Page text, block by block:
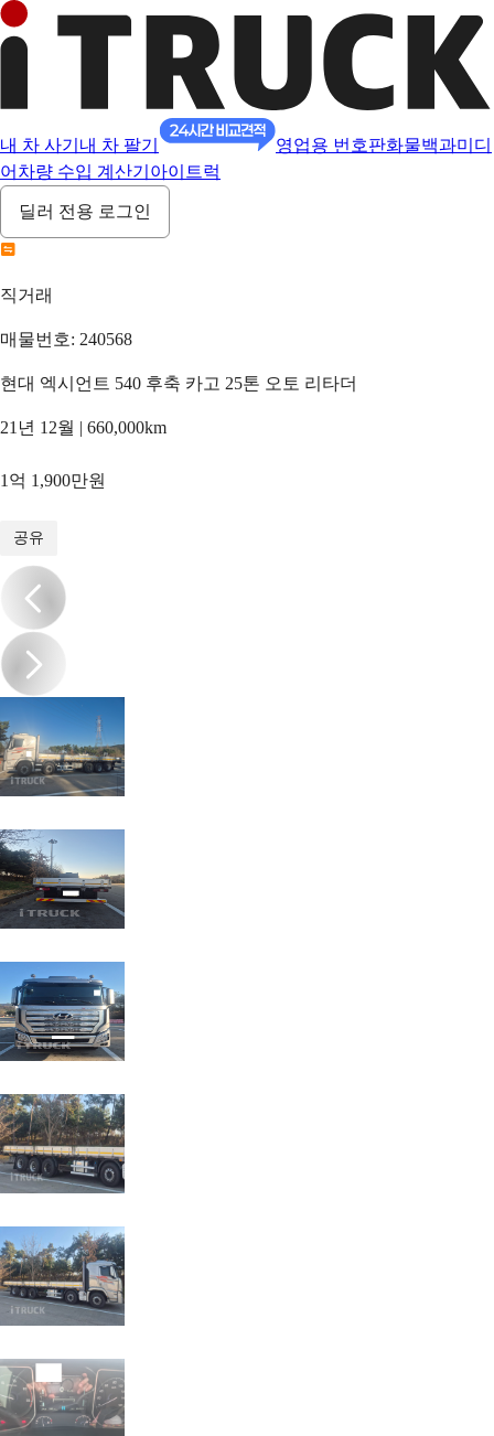
내 차 사기 내 차 팔기 영업용 번호판화물백과미디
어 차량 수입 계산기 아이트럭
딜러 전용 로그인
직거래
매물번호: 240568
현대 엑시언트 540 후축 카고 25톤 오토 리타더
21년 12월 | 660,000km
1억 1,900만원
공유
/6